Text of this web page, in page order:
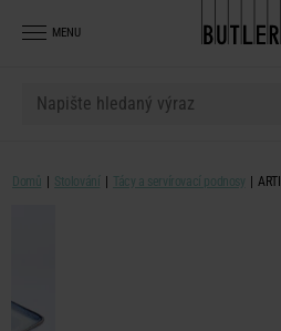
MENU
Domů Stolování Tácy a servírovací podnosy